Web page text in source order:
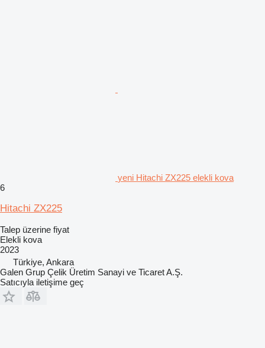
yeni Hitachi ZX225 elekli kova
6
Hitachi ZX225
Talep üzerine fiyat
Elekli kova
2023
Türkiye, Ankara
Galen Grup Çelik Üretim Sanayi ve Ticaret A.Ş.
Satıcıyla iletişime geç